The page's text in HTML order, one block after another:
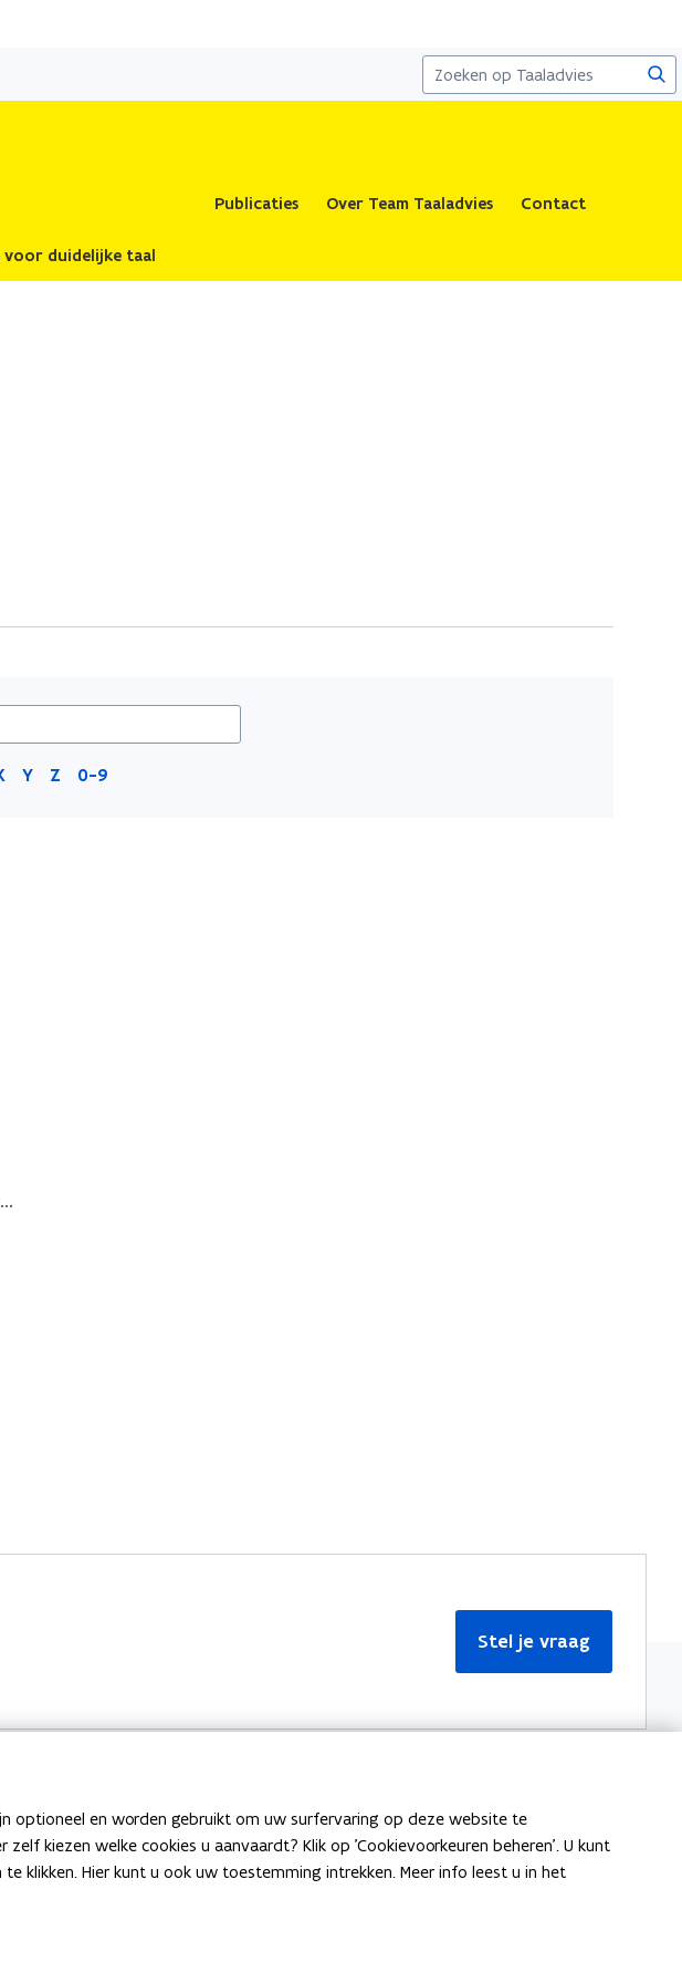
Publicaties Over Team Taaladvies Contact
voor duidelijke taal
Y Z 0-9
Stel je vraag
ook Meer informatie
Over Team Taaladvies
optioneel en worden gebruikt om uw surfervaring op deze website te
kiezen welke cookies u aanvaardt? Klik op 'Cookievoorkeuren beheren'. U kunt
klikken. Hier kunt u ook uw toestemming intrekken. Meer info leest u in het